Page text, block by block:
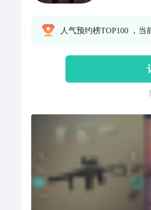
人气预约榜TOP100 ，当